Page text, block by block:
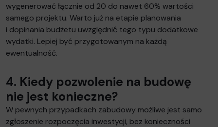
wygenerować łącznie od 20 do nawet 60% wartości
samego projektu. Warto już na etapie planowania
i dopinania budżetu uwzględnić tego typu dodatkowe
wydatki. Lepiej być przygotowanym na każdą
ewentualność.
4. Kiedy pozwolenie na budowę
nie jest konieczne?
W pewnych przypadkach zabudowy możliwe jest samo
zgłoszenie rozpoczęcia inwestycji, bez konieczności